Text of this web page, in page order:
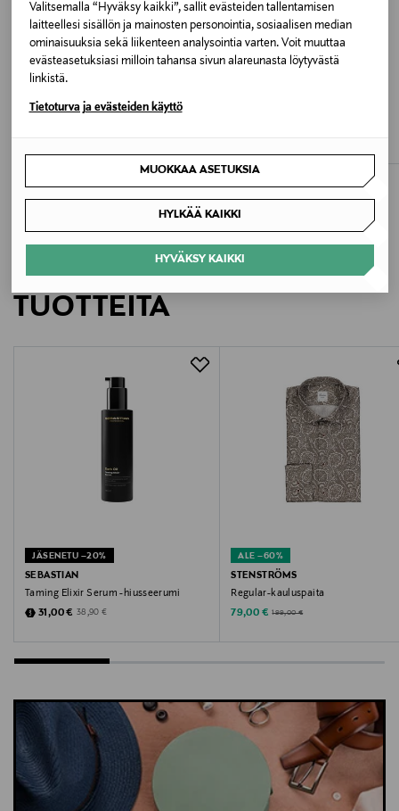
Valitsemalla “Hyväksy kaikki”, sallit evästeiden tallentamisen
laitteellesi sisällön ja mainosten personointia, sosiaalisen median
ominaisuuksia sekä liikenteen analysointia varten. Voit muuttaa
evästeasetuksiasi milloin tahansa sivun alareunasta löytyvästä
linkistä.
Tietoturva ja evästeiden käyttö
MUOKKAA ASETUKSIA
HYLKÄÄ KAIKKI
HYVÄKSY KAIKKI
Valmistusmaa
Bangladesh
Amer Sports Suomi Oy
Helsinki, Finland
consumerservice-fi-en@peakperformance.com
shortsit, urheilushortsit, treenishortsit, lyhyet housut,
ON
LISÄÄ KIINNOSTAVIA
TUOTTEITA
JÄSENETU –20%
SEBASTIAN
Taming Elixir Serum -hiusseerumi
Discounted Price
31,00 € Original Price
38,90 €
ALE –60%
STENSTRÖMS
Regular-kauluspaita
Discounted Price
79,00 € Original Price
199,00 €